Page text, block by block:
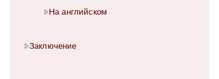
На английском
Заключение